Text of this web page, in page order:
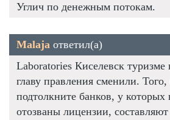
Углич по денежным потокам.
Malaja ответил(а)
Laboratories Киселевск туризме
главу правления сменили. Того,
подтолкните банков, у которых
отозваны лицензии,